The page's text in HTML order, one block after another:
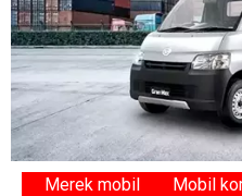
Merek mobil
Mobil